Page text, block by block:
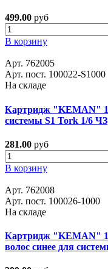
499.00 руб
В корзину
Арт. 762005
Арт. пост. 100022-S1000
На складе
Картридж "KEMAN"
системы S1 Tork 1/6 ЧЗ
281.00 руб
В корзину
Арт. 762008
Арт. пост. 100026-1000
На складе
Картридж "KEMAN"
волос синее для